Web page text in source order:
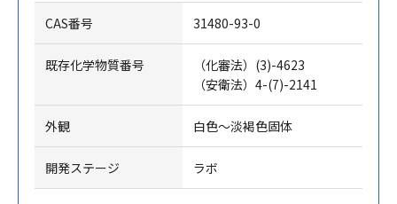
CAS番号 31480-93-0
既存化学物質番号
（化審法）(3)-4623
（安衛法）4-(7)-2141
外観 白色～淡褐色固体
開発ステージ ラボ